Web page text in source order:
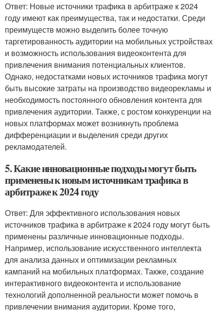
Ответ: Новые источники трафика в арбитраже к 2024
году имеют как преимущества, так и недостатки. Среди
преимуществ можно выделить более точную
таргетированность аудитории на мобильных устройствах
и возможность использования видеоконтента для
привлечения внимания потенциальных клиентов.
Однако, недостатками новых источников трафика могут
быть высокие затраты на производство видеорекламы и
необходимость постоянного обновления контента для
привлечения аудитории. Также, с ростом конкуренции на
новых платформах может возникнуть проблема
дифференциации и выделения среди других
рекламодателей.
5. Какие инновационные подходы могут быть
применены к новым источникам трафика в
арбитраже к 2024 году
Ответ: Для эффективного использования новых
источников трафика в арбитраже к 2024 году могут быть
применены различные инновационные подходы.
Например, использование искусственного интеллекта
для анализа данных и оптимизации рекламных
кампаний на мобильных платформах. Также, создание
интерактивного видеоконтента и использование
технологий дополненной реальности может помочь в
привлечении внимания аудитории. Кроме того,